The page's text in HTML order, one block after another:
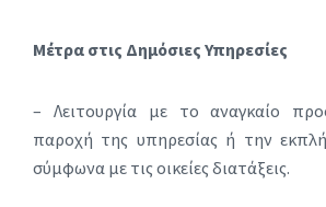
Μέτρα στις Δημόσιες Υπηρεσίες
– Λειτουργία με το αναγκαίο
παροχή της υπηρεσίας ή την
σύμφωνα με τις οικείες διατάξεις.